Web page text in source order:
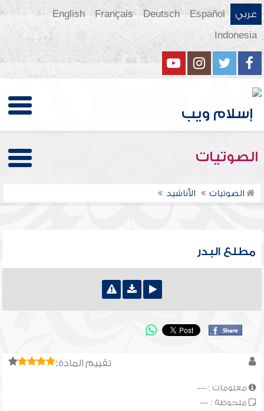
عربي Español
Deutsch
Français
English
Indonesia
الصوتيات
الصوتيات الأناشيد
مطلع البدر
تقييم المادة:
معلومات : ---
ملحوظة : ---